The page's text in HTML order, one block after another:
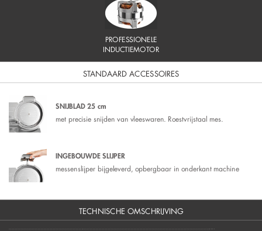
PROFESSIONELE
INDUCTIEMOTOR
STANDAARD ACCESSOIRES
SNIJBLAD 25 cm
met precisie snijden van vleeswaren. Roestvrijstaal mes.
INGEBOUWDE SLIJPER
messenslijper bijgeleverd, opbergbaar in onderkant machine
TECHNISCHE OMSCHRIJVING